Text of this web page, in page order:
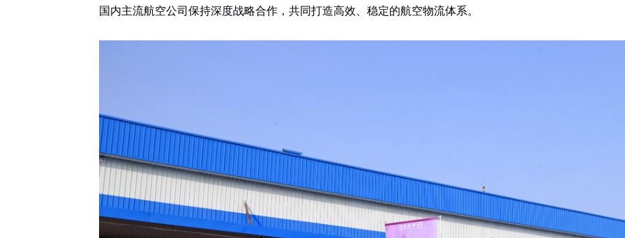
国内主流航空公司保持深度战略合作，共同打造高效、稳定的航空物流体系。